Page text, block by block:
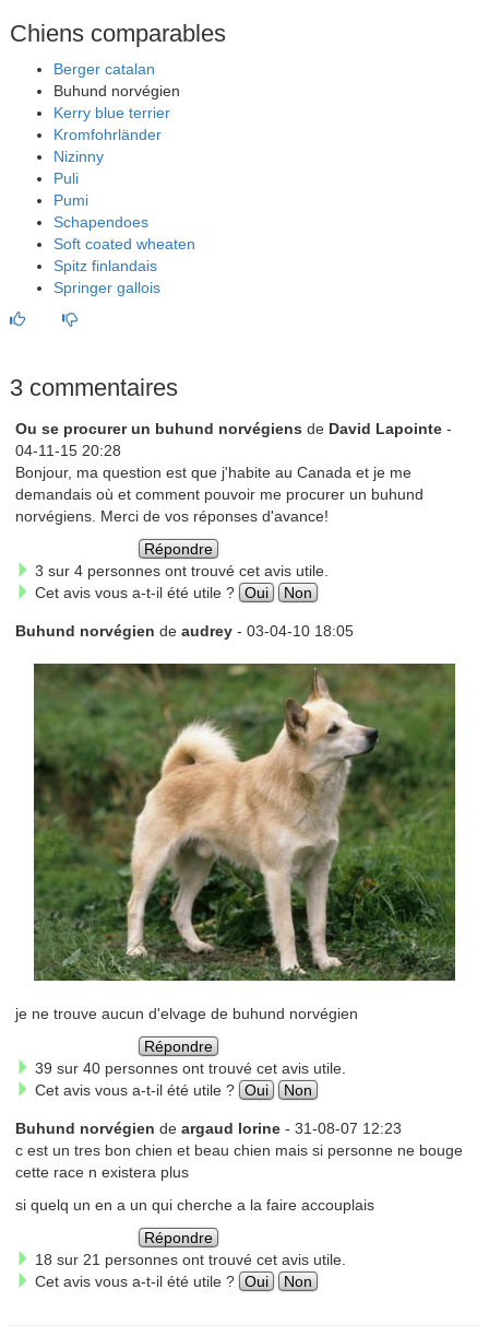
Chiens comparables
Berger catalan
Buhund norvégien
Kerry blue terrier
Kromfohrländer
Nizinny
Puli
Pumi
Schapendoes
Soft coated wheaten
Spitz finlandais
Springer gallois
3 commentaires
Ou se procurer un buhund norvégiens de David Lapointe-
04-11-15 20:28
Bonjour, ma question est que j'habite au Canada et je me
demandais où et comment pouvoir me procurer un buhund
norvégiens. Merci de vos réponses d'avance!
Répondre
3 sur 4 personnes ont trouvé cet avis utile.
Cet avis vous a-t-il été utile ? Oui Non
Buhund norvégien de audrey- 03-04-10 18:05
je ne trouve aucun d'elvage de buhund norvégien
Répondre
39 sur 40 personnes ont trouvé cet avis utile.
Cet avis vous a-t-il été utile ? Oui Non
Buhund norvégien de argaud lorine- 31-08-07 12:23
c est un tres bon chien et beau chien mais si personne ne bouge
cette race n existera plus
si quelq un en a un qui cherche a la faire accouplais
Répondre
18 sur 21 personnes ont trouvé cet avis utile.
Cet avis vous a-t-il été utile ? Oui Non